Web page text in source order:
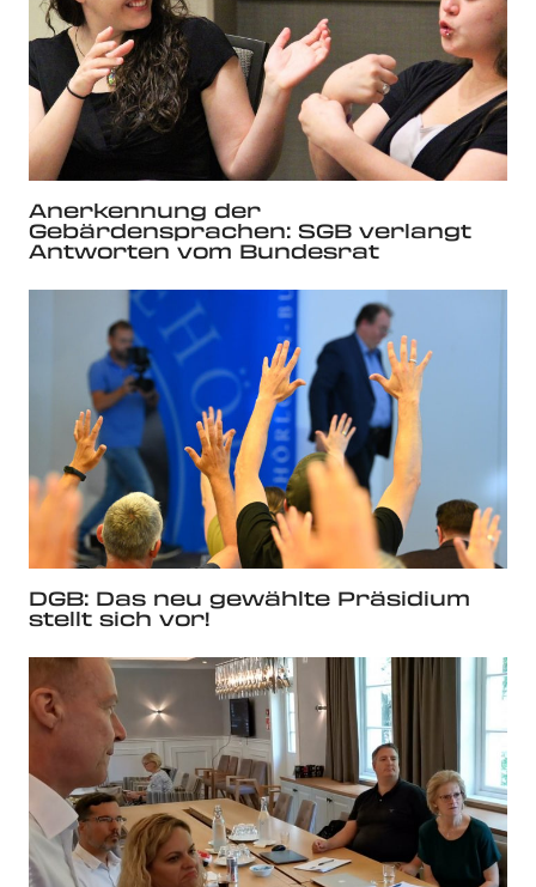
Anerkennung der
Gebärdensprachen: SGB verlangt
Antworten vom Bundesrat
DGB: Das neu gewählte Präsidium
stellt sich vor!